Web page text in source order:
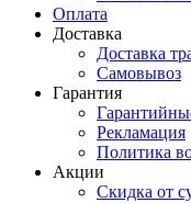
Оплата
Доставка
Доставка
Самовывоз
Гарантия
Рекламация
Политика
Акции
Скидка от